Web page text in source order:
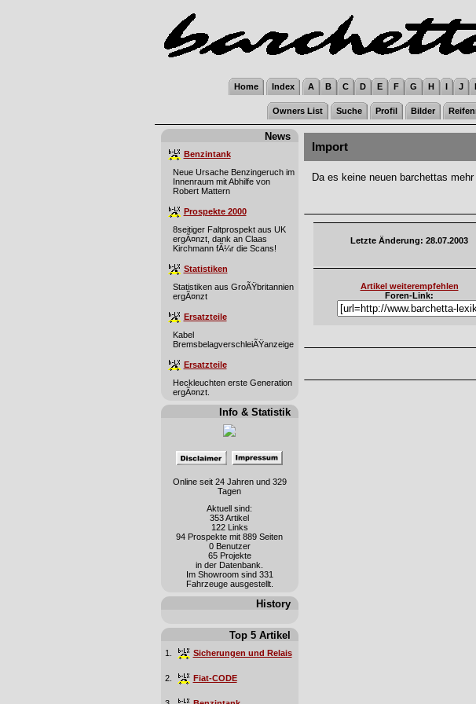
Home Index A B C D E F G H I J
Owners List Suche Profil Bilder
News
Benzintank
Neue Ursache Benzingeruch im
Innenraum mit Abhilfe von
Robert Mattern
Prospekte 2000
8seitiger Faltprospekt aus UK
ergÃ¤nzt, dank an Claas
Kirchmann fÃ¼r die Scans!
Statistiken
Statistiken aus GroÃŸbritannien
ergÃ¤nzt
Ersatzteile
Kabel
BremsbelagverschleiÃŸanzeige
Ersatzteile
Heckleuchten erste Generation
ergÃ¤nzt.
Info & Statistik
Online seit 24 Jahren und 329
Tagen
Aktuell sind:
353 Artikel
122 Links
94 Prospekte mit 889 Seiten
0 Benutzer
65 Projekte
in der Datenbank.
Im Showroom sind 331
Fahrzeuge ausgestellt.
History
Top 5 Artikel
1. Sicherungen und Relais
2. Fiat-CODE
Import
Da es keine neuen barchettas
Letzte Änderung: 28.07.2003
Artikel weiterempfehlen
Foren-Link: